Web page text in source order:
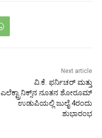
Next article
ವಿ.ಕೆ. ಫರ್ನಿಚರ್ ಮತ್ತು
ಎಲೆಕ್ಟ್ರಾನಿಕ್ಸ್‌ನ ನೂತನ ಶೋರೂಮ್
ಉಡುಪಿಯಲ್ಲಿ ಜುಲೈ 4ರಂದು
ಶುಭಾರಂಭ